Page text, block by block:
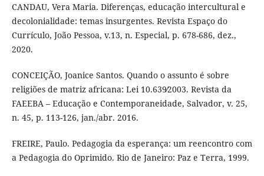
CANDAU, Vera Maria. Diferenças, educação intercultural e
decolonialidade: temas insurgentes. Revista Espaço do
Currículo, João Pessoa, v.13, n. Especial, p. 678-686, dez.,
2020.
CONCEIÇÃO, Joanice Santos. Quando o assunto é sobre
religiões de matriz africana: Lei 10.639∕2003. Revista da
FAEEBA – Educação e Contemporaneidade, Salvador, v. 25,
n. 45, p. 113-126, jan./abr. 2016.
FREIRE, Paulo. Pedagogia da esperança: um reencontro com
a Pedagogia do Oprimido. Rio de Janeiro: Paz e Terra, 1999.